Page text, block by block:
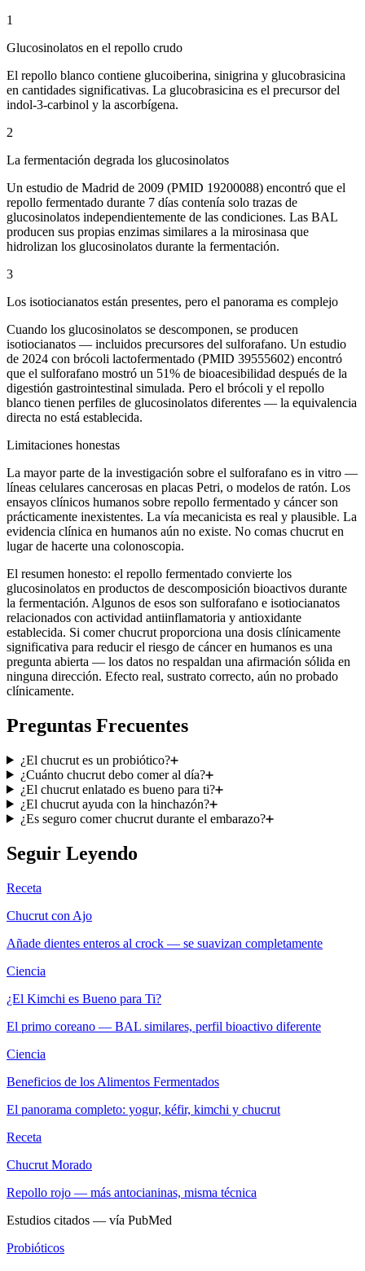
1
Glucosinolatos en el repollo crudo
El repollo blanco contiene glucoiberina, sinigrina y glucobrasicina
en cantidades significativas. La glucobrasicina es el precursor del
indol-3-carbinol y la ascorbígena.
2
La fermentación degrada los glucosinolatos
Un estudio de Madrid de 2009 (PMID 19200088) encontró que el
repollo fermentado durante 7 días contenía solo trazas de
glucosinolatos independientemente de las condiciones. Las BAL
producen sus propias enzimas similares a la mirosinasa que
hidrolizan los glucosinolatos durante la fermentación.
3
Los isotiocianatos están presentes, pero el panorama es complejo
Cuando los glucosinolatos se descomponen, se producen
isotiocianatos — incluidos precursores del sulforafano. Un estudio
de 2024 con brócoli lactofermentado (PMID 39555602) encontró
que el sulforafano mostró un 51% de bioacesibilidad después de la
digestión gastrointestinal simulada. Pero el brócoli y el repollo
blanco tienen perfiles de glucosinolatos diferentes — la equivalencia
directa no está establecida.
Limitaciones honestas
La mayor parte de la investigación sobre el sulforafano es in vitro —
líneas celulares cancerosas en placas Petri, o modelos de ratón. Los
ensayos clínicos humanos sobre repollo fermentado y cáncer son
prácticamente inexistentes. La vía mecanicista es real y plausible. La
evidencia clínica en humanos aún no existe. No comas chucrut en
lugar de hacerte una colonoscopia.
El resumen honesto: el repollo fermentado convierte los
glucosinolatos en productos de descomposición bioactivos durante
la fermentación. Algunos de esos son sulforafano e isotiocianatos
relacionados con actividad antiinflamatoria y antioxidante
establecida. Si comer chucrut proporciona una dosis clínicamente
significativa para reducir el riesgo de cáncer en humanos es una
pregunta abierta — los datos no respaldan una afirmación sólida en
ninguna dirección. Efecto real, sustrato correcto, aún no probado
clínicamente.
Preguntas Frecuentes
¿El chucrut es un probiótico?
¿Cuánto chucrut debo comer al día?
¿El chucrut enlatado es bueno para ti?
¿El chucrut ayuda con la hinchazón?
¿Es seguro comer chucrut durante el embarazo?
Seguir Leyendo
Receta
Chucrut con Ajo
Añade dientes enteros al crock — se suavizan completamente
Ciencia
¿El Kimchi es Bueno para Ti?
El primo coreano — BAL similares, perfil bioactivo diferente
Ciencia
Beneficios de los Alimentos Fermentados
El panorama completo: yogur, kéfir, kimchi y chucrut
Receta
Chucrut Morado
Repollo rojo — más antocianinas, misma técnica
Estudios citados — vía PubMed
Probióticos